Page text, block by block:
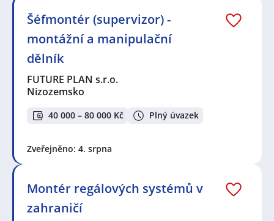
Šéfmontér (supervizor) -
montážní a manipulační
dělník
FUTURE PLAN s.r.o.
Nizozemsko
40 000 – 80 000 Kč Plný úvazek
Zveřejněno: 4. srpna
Montér regálových systémů v
zahraničí